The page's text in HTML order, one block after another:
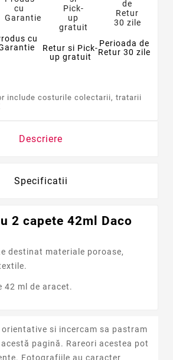
cu
Retur si Pick-
up gratuit
Perioada de
Retur 30 zile
include costurile colectarii, tratarii
Descriere
Specificatii
2 capete 42ml Daco
destinat materiale poroase,
42 ml de aracet.
si incercam sa pastram
pagină. Rareori acestea pot
Fotografiile au caracter